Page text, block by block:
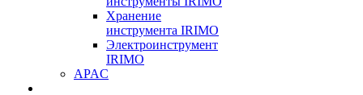
Хранение
инструмента IRIMO
Электроинструмент
IRIMO
APAC